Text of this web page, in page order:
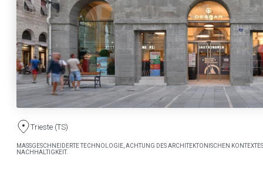
Trieste (TS)
MASSGESCHNEIDERTE TECHNOLOGIE, ACHTUNG DES ARCHITEKTONISCHEN
NACHHALTIGKEIT.